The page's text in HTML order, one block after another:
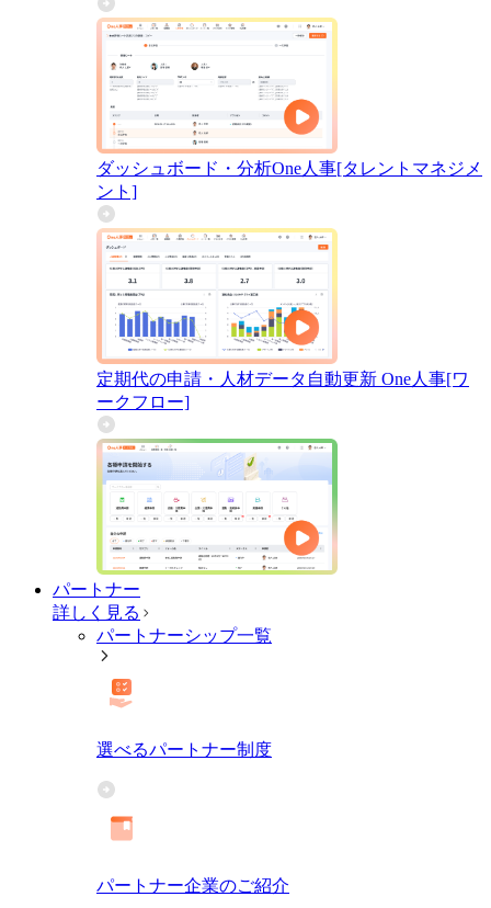
ダッシュボード・分析One人事[タレントマネジメ
ント]
定期代の申請・人材データ自動更新 One人事[ワ
ークフロー]
パートナー
詳しく見る
パートナーシップ一覧
選べるパートナー制度
パートナー企業のご紹介